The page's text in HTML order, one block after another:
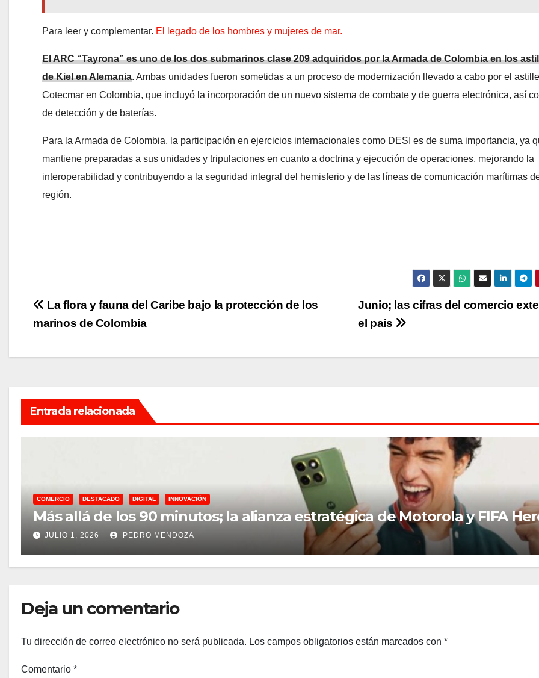
Para leer y complementar. El legado de los hombres y mujeres de mar.
El ARC “Tayrona” es uno de los dos submarinos clase 209 adquiridos por la Armada de Colombia en los
de Kiel en Alemania. Ambas unidades fueron sometidas a un proceso de modernización llevado a cabo por el
Cotecmar en Colombia, que incluyó la incorporación de un nuevo sistema de combate y de guerra electrónica, así
de detección y de baterías.
Para la Armada de Colombia, la participación en ejercicios internacionales como DESI es de suma importancia, ya
mantiene preparadas a sus unidades y tripulaciones en cuanto a doctrina y ejecución de operaciones, mejorando la
interoperabilidad y contribuyendo a la seguridad integral del hemisferio y de las líneas de comunicación marítimas
región.
Navegación
de
entradas
Junio; las cifras del comercio
el país
La flora y fauna del Caribe bajo la protección de los
marinos de Colombia
Entrada relacionada
COMERCIO DESTACADO DIGITAL INNOVACIÓN
Más allá de los 90 minutos; la alianza estratégica de Motorola y FIFA
JULIO 1, 2026 PEDRO MENDOZA
Deja un comentario
Tu dirección de correo electrónico no será publicada. Los campos obligatorios están marcados con *
Comentario *